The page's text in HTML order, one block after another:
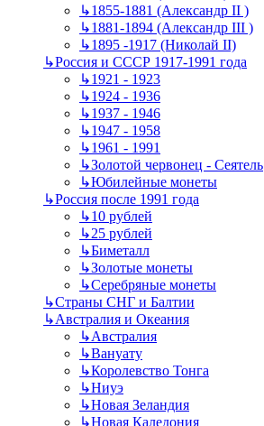
↳1855-1881 (Александр II )
↳1881-1894 (Александр III )
↳1895 -1917 (Николай II)
↳Россия и СССР 1917-1991 года
↳1921 - 1923
↳1924 - 1936
↳1937 - 1946
↳1947 - 1958
↳1961 - 1991
↳Золотой червонец - Сеятель
↳Юбилейные монеты
↳Россия после 1991 года
↳10 рублей
↳25 рублей
↳Биметалл
↳Золотые монеты
↳Серебряные монеты
↳Страны СНГ и Балтии
↳Австралия и Океания
↳Австралия
↳Вануату
↳Королевство Тонга
↳Ниуэ
↳Новая Зеландия
↳Новая Каледония